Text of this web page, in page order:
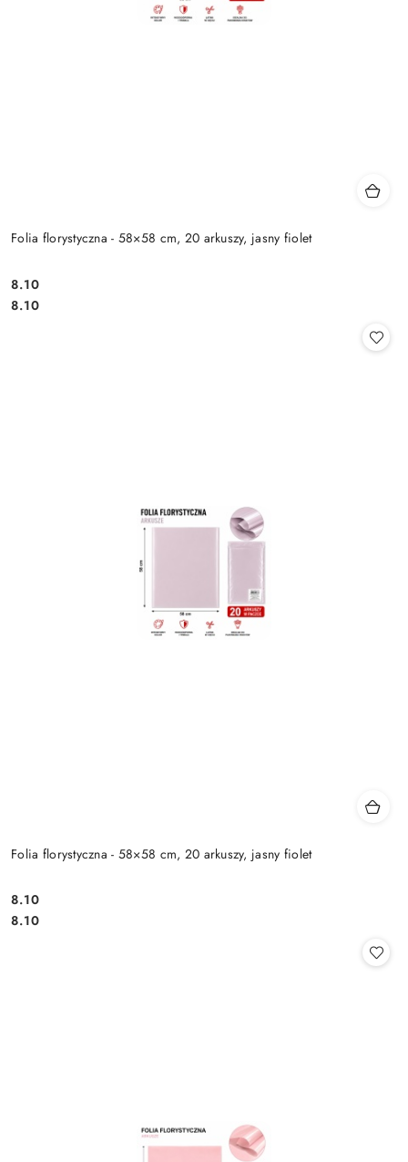
Folia florystyczna - 58×58 cm, 20 arkuszy, jasny fiolet
Cena:
8.10
Cena:
8.10
Folia florystyczna - 58×58 cm, 20 arkuszy, jasny fiolet
Cena:
8.10
Cena:
8.10